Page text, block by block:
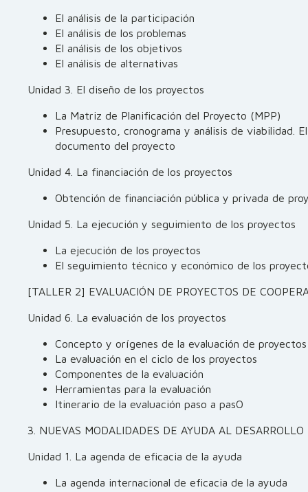
El análisis de la participación
El análisis de los problemas
El análisis de los objetivos
El análisis de alternativas
Unidad 3. El diseño de los proyectos
La Matriz de Planificación del Proyecto (MPP)
Presupuesto, cronograma y análisis de viabilidad. El
documento del proyecto
Unidad 4. La financiación de los proyectos
Obtención de financiación pública y privada de
Unidad 5. La ejecución y seguimiento de los proyectos
La ejecución de los proyectos
El seguimiento técnico y económico de los
[TALLER 2] EVALUACIÓN DE PROYECTOS DE
Unidad 6. La evaluación de los proyectos
Concepto y orígenes de la evaluación de proyectos
La evaluación en el ciclo de los proyectos
Componentes de la evaluación
Herramientas para la evaluación
Itinerario de la evaluación paso a pasO
3. NUEVAS MODALIDADES DE AYUDA AL DESARROLLO
Unidad 1. La agenda de eficacia de la ayuda
La agenda internacional de eficacia de la ayuda